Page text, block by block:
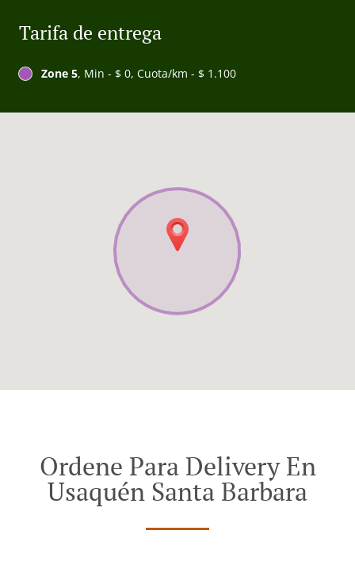
Tarifa de entrega
Zone 5, Min - $ 0, Cuota/km - $ 1.100
Ordene Para Delivery En
Usaquén Santa Barbara